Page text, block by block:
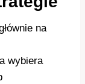
na
wybiera